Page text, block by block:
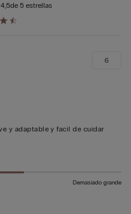
4,5de 5 estrellas
y adaptable y facil de cuidar
6
Demasiado grande